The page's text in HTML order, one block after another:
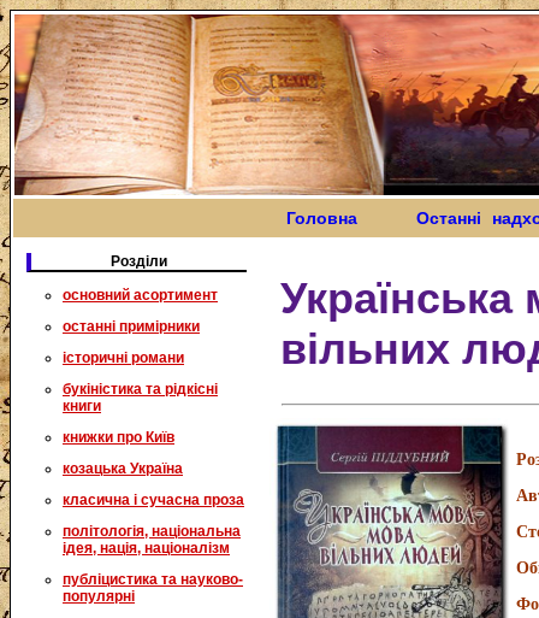
Головна Останні
Розділи
основний асортимент
останні примірники
історичні романи
букіністика та рідкісні
книги
книжки про Київ
козацька Україна
класична і сучасна проза
політологія, національна
ідея, нація, націоналізм
публіцистика та науково-
популярні
вільних